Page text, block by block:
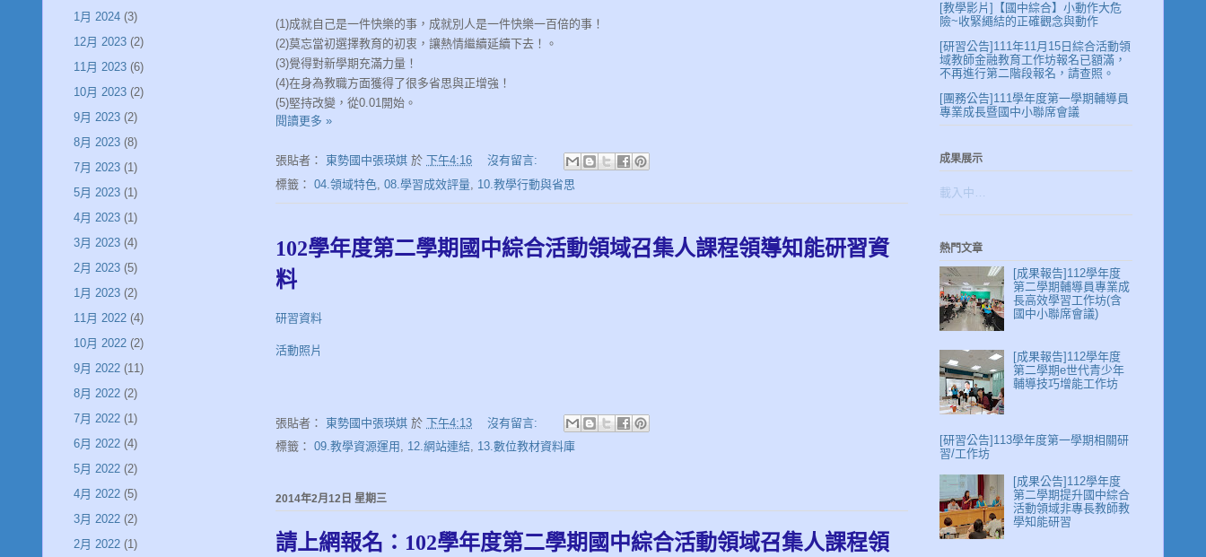
(1)成就自己是一件快樂的事，成就別人是一件快樂一百倍的事！
(2)莫忘當初選擇教育的初衷，讓熱情繼續延續下去！。
(3)覺得對新學期充滿力量！
(4)在身為教職方面獲得了很多省思與正增強！
(5)堅持改變，從0.01 開始。
閱讀更多 »
張貼者： 東勢國中張瑛娸 於 下午4:16
沒有留言:
標籤： 04.領域特色 08.學習成效評量 10.教學行動與省思
102學年度第二學期國中綜合活動領域召集人課程領導知能研習資
料
研習資料
活動照片
張貼者： 東勢國中張瑛娸 於 下午4:13
沒有留言:
標籤： 09.教學資源運用 , 12.網站連結, 13.數位教材資料庫
2014年2月12日 星期三
請上網報名：102學年度第二學期國中綜合活動領域召集人課程領
1月 2024 (3)
12月 2023 (2)
11月 2023 (6)
10月 2023 (2)
9月 2023 (2)
8月 2023 (8)
7月 2023 (1)
5月 2023 (1)
4月 2023 (1)
3月 2023 (4)
2月 2023 (5)
1月 2023 (2)
11月 2022 (4)
10月 2022 (2)
9月 2022 (11)
8月 2022 (2)
7月 2022 (1)
6月 2022 (4)
5月 2022 (2)
4月 2022 (5)
3月 2022 (2)
2月 2022 (1)
[教學影片]【國中綜合】小動作大危
險~收緊繩結的正確觀念與動作
[研習公告]111年11月15日綜合活動領
域教師金融教育工作坊報名已額滿，
不再進行第二階段報名，請查照。
[團務公告]111學年度第一學期輔導員
專業成長暨國中小聯席會議
成果展示
載入中…
熱門文章
[成果報告]112學年度
第二學期輔導員專業成
長高效學習工作坊(含
國中小聯席會議)
[成果報告]112學年度
第二學期e世代青少年
輔導技巧增能工作坊
[研習公告]113學年度第一學期相關研
習/工作坊
[成果公告]112學年度
第二學期提升國中綜合
活動領域非專長教師教
學知能研習